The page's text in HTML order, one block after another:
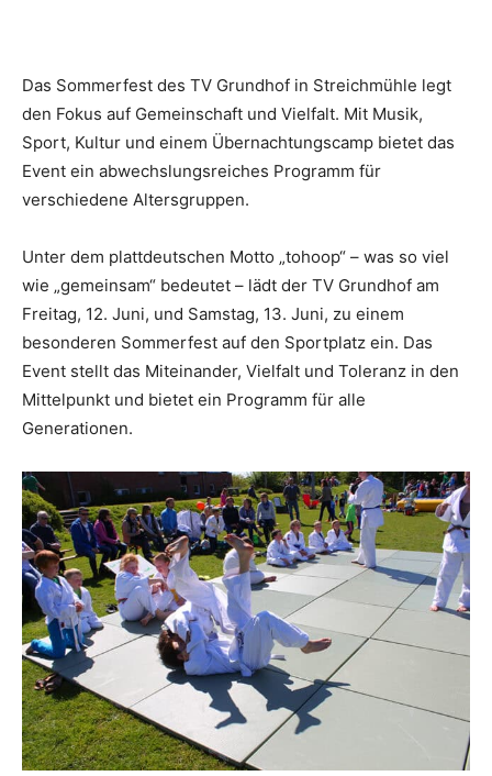
Das Sommerfest des TV Grundhof in Streichmühle legt
den Fokus auf Gemeinschaft und Vielfalt. Mit Musik,
Sport, Kultur und einem Übernachtungscamp bietet das
Event ein abwechslungsreiches Programm für
verschiedene Altersgruppen.
Unter dem plattdeutschen Motto „tohoop“ – was so viel
wie „gemeinsam“ bedeutet – lädt der TV Grundhof am
Freitag, 12. Juni, und Samstag, 13. Juni, zu einem
besonderen Sommerfest auf den Sportplatz ein. Das
Event stellt das Miteinander, Vielfalt und Toleranz in den
Mittelpunkt und bietet ein Programm für alle
Generationen.